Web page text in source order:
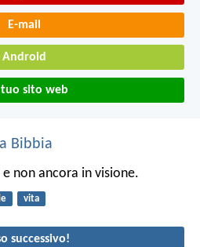
E-mail
Android
sito web
Bibbia
non ancora in visione.
vita
successivo!